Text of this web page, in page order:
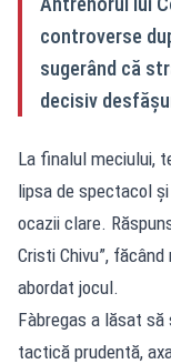
controverse
sugerând că
decisiv
La finalul meciului,
lipsa de spectacol
ocazii clare.
Cristi Chivu”,
abordat jocul.
Fàbregas a lăsat să
tactică prudentă,